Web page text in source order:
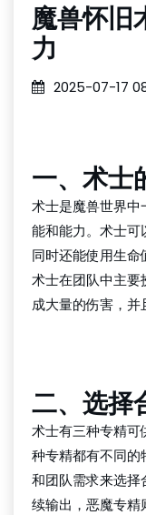
魔兽怀旧
力
2025-07-17
一、术士
术士是魔兽世界
能和能力。术士可
同时还能使用生命
术士在团队中主要
成大量的伤害，并
二、选择
术士有三种专精
种专精都有不同的
和团队需求来选
续输出，恶魔专精